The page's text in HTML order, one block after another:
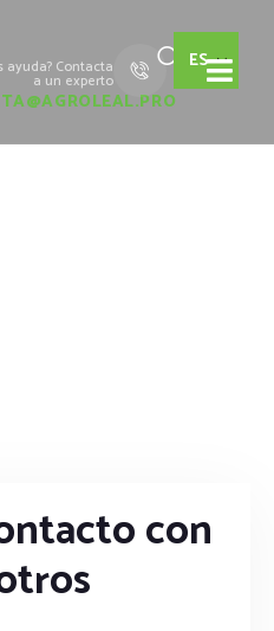
ayuda? Contacta
a un experto
ES
con